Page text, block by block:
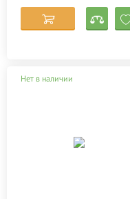
Нет в наличии